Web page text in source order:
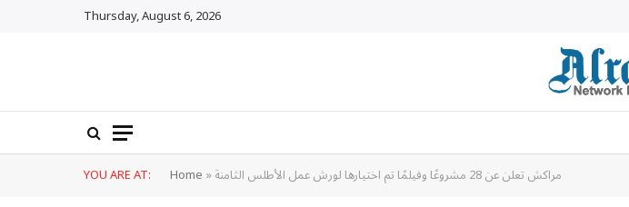
Thursday, August 6, 2026
YOU ARE AT: Home» مراكش تعلن عن 28 مشروعًا وفيلمًا تم اختيارها لورش عمل الأطلس الثامنة